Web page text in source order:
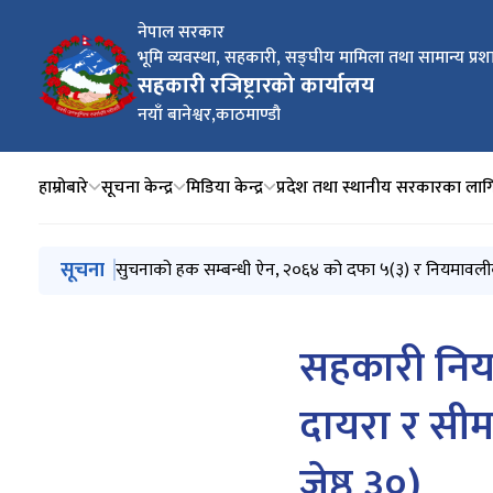
नेपाल सरकार
भूमि व्यवस्था, सहकारी, सङ्घीय मामिला तथा सामान्य
सहकारी रजिष्ट्रारको कार्यालय
नयाँ बानेश्वर,काठमाण्डौ
हाम्रोबारे सूचना केन्द्र मिडिया केन्द्र प्रदेश तथा स्थानीय सरकारका
मुख्य नेभिगेसनमा जानुहोस्
सूचना सुचनाको हक सम्बन्धी ऐन, २०६४ को दफा ५(३) र
सुचनाको हक सम्बन्धी ऐन, २०६४ को दफा ५(३) र
कोपोमिस प्रणालीमा आवद्ध भई विवरण अनिवार्य रुपमा
COPOMIS तालिम संचालन सम्बन्धी सूचना ।
विज्ञप्ति
सहकारी
दायरा र